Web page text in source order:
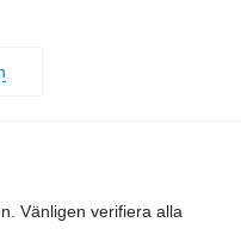
Vänligen verifiera alla